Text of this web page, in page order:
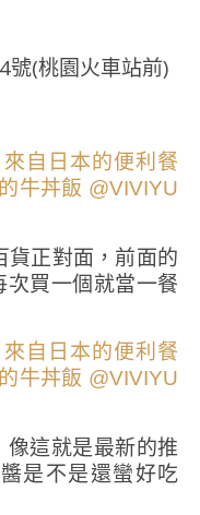
號(桃園火車站前)
貨正對面，前面的
買一個就當一餐
這就是最新的推
是不是還蠻好吃